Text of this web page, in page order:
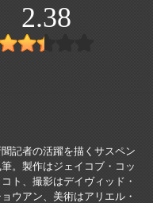
2.38
記者の活躍を描くサスペン
。製作はジェイコブ・コッ
ト、撮影はデイヴィッド・
ウアン、美術はアリエル・